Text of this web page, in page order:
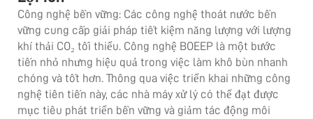
Công nghệ bền vững: Các công nghệ thoát nước bền
vững cung cấp giải pháp tiết kiệm năng lượng với lượng
khí thải CO₂ tối thiểu. Công nghệ BOEEP là một bước
tiến nhỏ nhưng hiệu quả trong việc làm khô bùn nhanh
chóng và tốt hơn. Thông qua việc triển khai những công
nghệ tiên tiến này, các nhà máy xử lý có thể đạt được
mục tiêu phát triển bền vững và giảm tác động môi